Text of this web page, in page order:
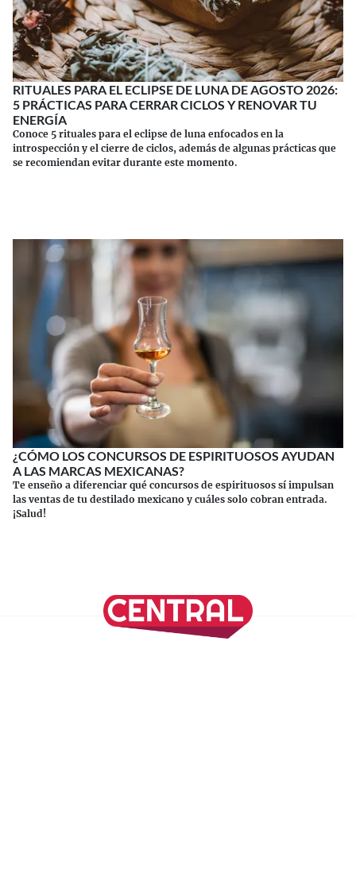
RITUALES PARA EL ECLIPSE DE LUNA DE AGOSTO 2026:
5 PRÁCTICAS PARA CERRAR CICLOS Y RENOVAR TU
ENERGÍA
Conoce 5 rituales para el eclipse de luna enfocados en la
introspección y el cierre de ciclos, además de algunas prácticas que
se recomiendan evitar durante este momento.
¿CÓMO LOS CONCURSOS DE ESPIRITUOSOS AYUDAN
A LAS MARCAS MEXICANAS?
Te enseño a diferenciar qué concursos de espirituosos sí impulsan
las ventas de tu destilado mexicano y cuáles solo cobran entrada.
¡Salud!